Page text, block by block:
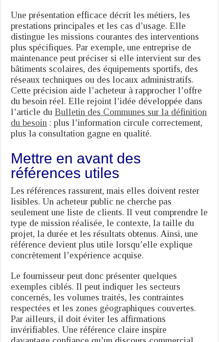
Une présentation efficace décrit les métiers, les
prestations principales et les cas d’usage. Elle
distingue les missions courantes des interventions
plus spécifiques. Par exemple, une entreprise de
maintenance peut préciser si elle intervient sur des
bâtiments scolaires, des équipements sportifs, des
réseaux techniques ou des locaux administratifs.
Cette précision aide l’acheteur à rapprocher l’offre
du besoin réel. Elle rejoint l’idée développée dans
l’article duBulletin des Communes sur la définition
du besoin : plus l’information circule correctement,
plus la consultation gagne en qualité.
Mettre en avant des
références utiles
Les références rassurent, mais elles doivent rester
lisibles. Un acheteur public ne cherche pas
seulement une liste de clients. Il veut comprendre le
type de mission réalisée, le contexte, la taille du
projet, la durée et les résultats obtenus. Ainsi, une
référence devient plus utile lorsqu’elle explique
concrètement l’expérience acquise.
Le fournisseur peut donc présenter quelques
exemples ciblés. Il peut indiquer les secteurs
concernés, les volumes traités, les contraintes
respectées et les zones géographiques couvertes.
Par ailleurs, il doit éviter les affirmations
invérifiables. Une référence claire inspire